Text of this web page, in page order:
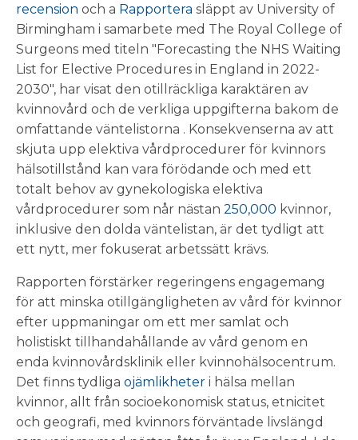
recension och a Rapportera släppt av University of
Birmingham i samarbete med The Royal College of
Surgeons med titeln "Forecasting the NHS Waiting
List for Elective Procedures in England in 2022-
2030", har visat den otillräckliga karaktären av
kvinnovård och de verkliga uppgifterna bakom de
omfattande väntelistorna . Konsekvenserna av att
skjuta upp elektiva vårdprocedurer för kvinnors
hälsotillstånd kan vara förödande och med ett
totalt behov av gynekologiska elektiva
vårdprocedurer som når nästan 250,000 kvinnor,
inklusive den dolda väntelistan, är det tydligt att
ett nytt, mer fokuserat arbetssätt krävs.
Rapporten förstärker regeringens engagemang
för att minska otillgängligheten av vård för kvinnor
efter uppmaningar om ett mer samlat och
holistiskt tillhandahållande av vård genom en
enda kvinnovårdsklinik eller kvinnohälsocentrum.
Det finns tydliga ojämlikheter i hälsa mellan
kvinnor, allt från socioekonomisk status, etnicitet
och geografi, med kvinnors förväntade livslängd